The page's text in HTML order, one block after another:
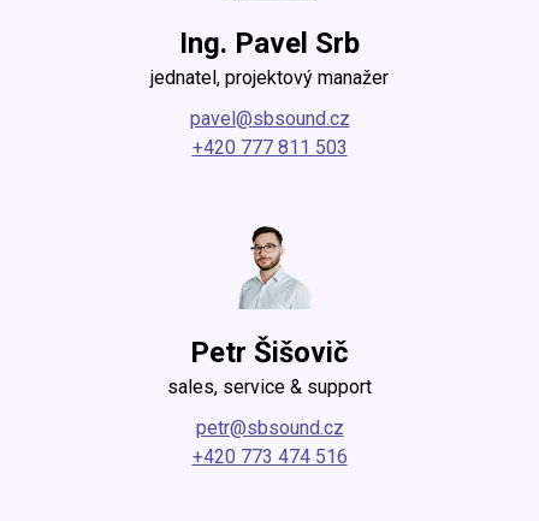
Ing. Pavel Srb
jednatel, projektový manažer
pavel@sbsound.cz
+420 777 811 503
Petr Šišovič
sales, service & support
petr@sbsound.cz
+420 773 474 516